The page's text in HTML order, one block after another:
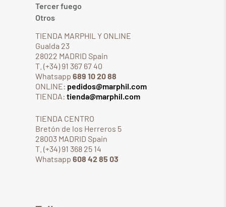
Tercer fuego
Otros
TIENDA MARPHIL Y ONLINE
Gualda 23
28022 MADRID Spain
T. (+34) 91 367 67 40
Whatsapp 689 10 20 88
ONLINE: pedidos@marphil.com
TIENDA: tienda@marphil.com
TIENDA CENTRO
Bretón de los Herreros 5
28003 MADRID Spain
T. (+34) 91 368 25 14
Whatsapp 608 42 85 03